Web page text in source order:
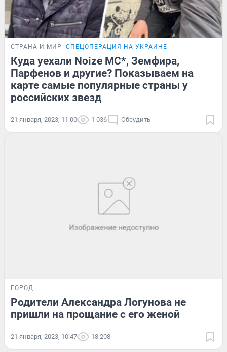
СТРАНА И МИР СПЕЦОПЕРАЦИЯ НА УКРАИНЕ
Куда уехали Noize MC*, Земфира,
Парфенов и другие? Показываем на
карте самые популярные страны у
российских звезд
21 января, 2023, 11:00 1 036 Обсудить
ГОРОД
Родители Александра Логунова не
пришли на прощание с его женой
21 января, 2023, 10:47 18 208